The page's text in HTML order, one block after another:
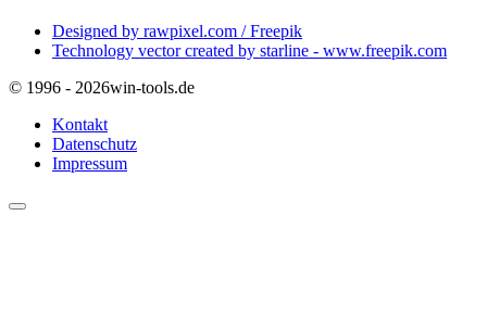
Designed by rawpixel.com / Freepik
Technology vector created by starline - www.freepik.com
© 1996 - 2026win-tools.de
Kontakt
Datenschutz
Impressum